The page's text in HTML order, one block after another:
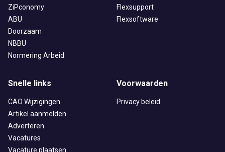
ZiPconomy
ABU
Doorzaam
NBBU
Normering Arbeid
Flexsupport
Flexsoftware
Snelle links
CAO Wijzigingen
Artikel aanmelden
Adverteren
Vacatures
Vacature plaatsen
Voorwaarden
Privacy beleid